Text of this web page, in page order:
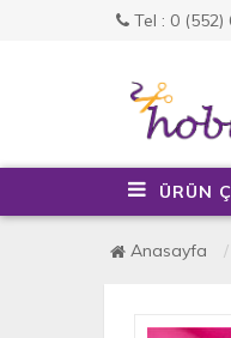
Tel : 0 (552)
ÜRÜN
Anasayfa